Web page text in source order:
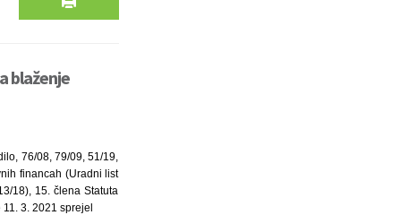
blaženje
76/08, 79/09, 51/19,
financah (Uradni list
18), 15. člena Statuta
3. 2021 sprejel